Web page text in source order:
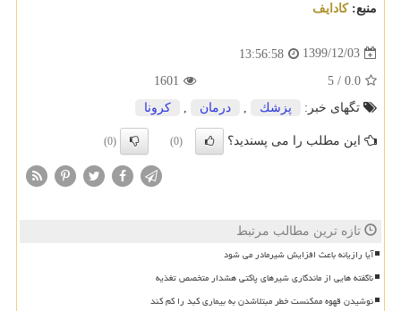
منبع:كادایف
1399/12/03
13:56:58
0.0
/
5
1601
تگهای خبر:
پزشك درمان كرونا
این مطلب را می پسندید؟ (0)
(0)
تازه ترین مطالب مرتبط
آیا رازیانه باعث افزایش شیرمادر می شود
ناگفته هایی از ماندگاری شیرهای پاکتی هشدار متخصص تغذیه
نوشیدن قهوه ممکنست خطر مبتلاشدن به بیماری کبد را کم کند